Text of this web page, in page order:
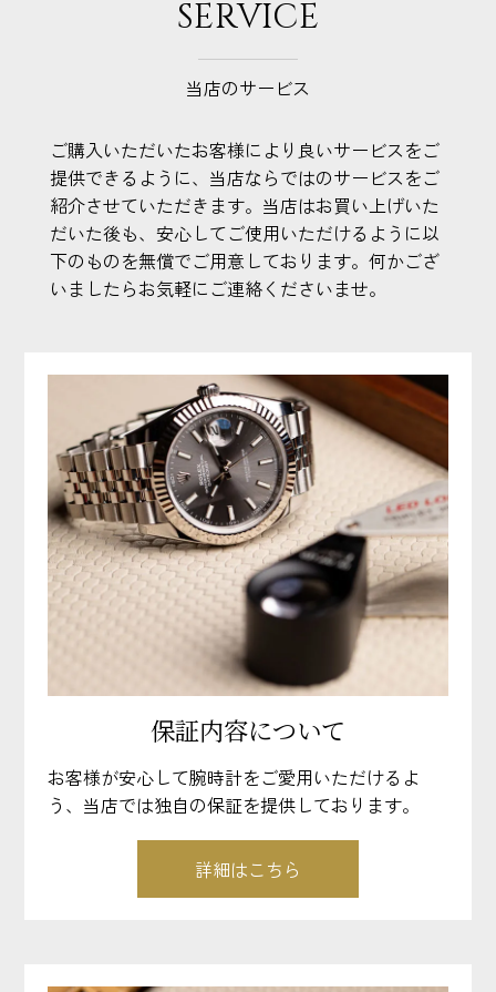
SERVICE
当店のサービス
ご購入いただいたお客様により良いサービスをご
提供できるように、当店ならではのサービスをご
紹介させていただきます。当店はお買い上げいた
だいた後も、安心してご使用いただけるように以
下のものを無償でご用意しております。何かござ
いましたらお気軽にご連絡くださいませ。
保証内容について
お客様が安心して腕時計をご愛用いただけるよ
う、当店では独自の保証を提供しております。
詳細はこちら